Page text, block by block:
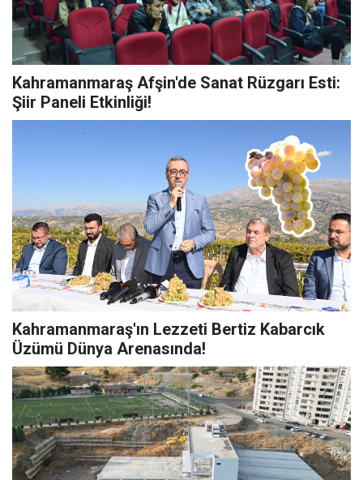
Kahramanmaraş Afşin'de Sanat Rüzgarı Esti:
Şiir Paneli Etkinliği!
Kahramanmaraş'ın Lezzeti Bertiz Kabarcık
Üzümü Dünya Arenasında!